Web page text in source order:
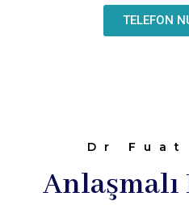
TELEFON
Dr Fuat